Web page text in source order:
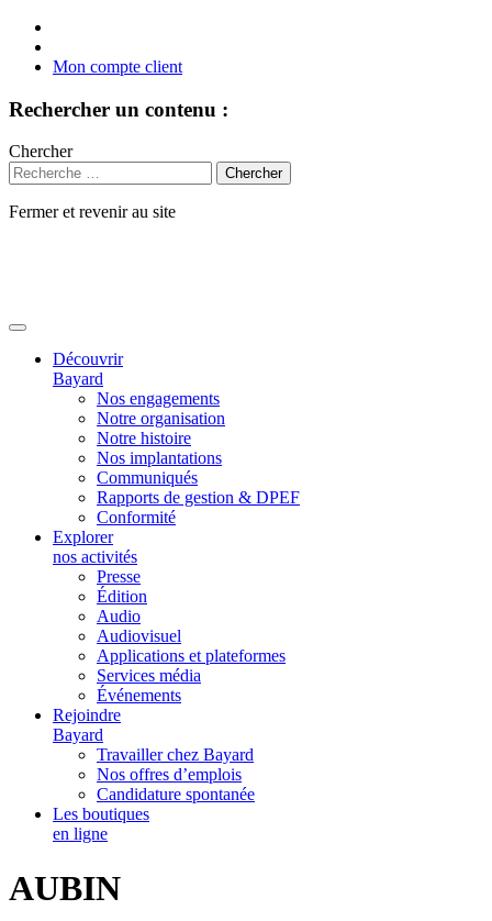
Mon compte client
Rechercher un contenu :
Chercher
Fermer et revenir au site
Découvrir
Bayard
Nos engagements
Notre organisation
Notre histoire
Nos implantations
Communiqués
Rapports de gestion & DPEF
Conformité
Explorer
nos activités
Presse
Édition
Audio
Audiovisuel
Applications et plateformes
Services média
Événements
Rejoindre
Bayard
Travailler chez Bayard
Nos offres d’emplois
Candidature spontanée
Les boutiques
en ligne
AUBIN